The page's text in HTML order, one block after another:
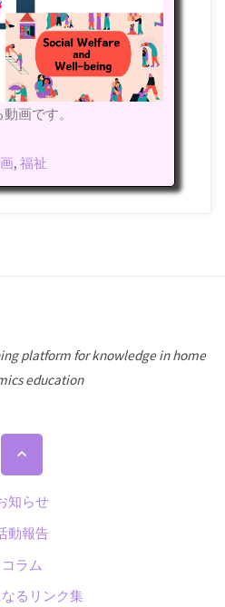
画です。
,福祉
platform for knowledge in home
education
知らせ
動報告
コラム
るリンク集
ト
ッ
プ
に
る